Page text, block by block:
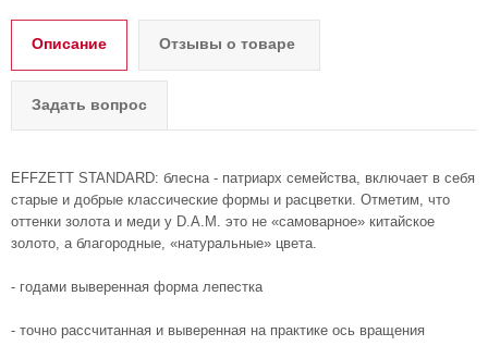
Описание Отзывы о товаре
Задать вопрос
EFFZETT STANDARD: блесна - патриарх семейства, включает в себя
старые и добрые классические формы и расцветки. Отметим, что
оттенки золота и меди у D.A.M. это не «самоварное» китайское
золото, а благородные, «натуральные» цвета.
- годами выверенная форма лепестка
- точно рассчитанная и выверенная на практике ось вращения